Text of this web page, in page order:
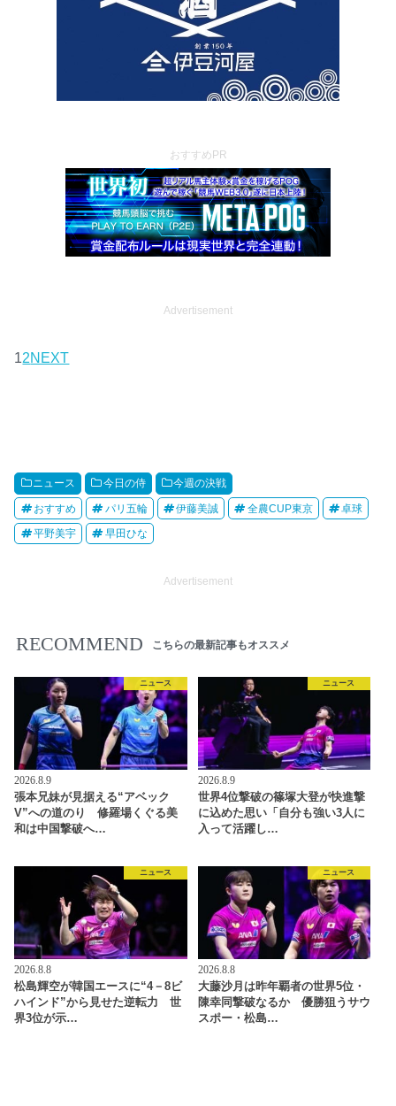
おすすめPR
Advertisement
12NEXT
ニュース 今日の侍 今週の決戦
おすすめ パリ五輪 伊藤美誠 全農CUP東京 卓球
平野美宇 早田ひな
Advertisement
RECOMMEND こちらの最新記事もオススメ
ニュース
2026.8.9
張本兄妹が見据える“アベック
V”への道のり 修羅場くぐる美
和は中国撃破へ…
ニュース
2026.8.9
世界4位撃破の篠塚大登が快進撃
に込めた思い「自分も強い3人に
入って活躍し…
ニュース
2026.8.8
松島輝空が韓国エースに“4－8ビ
ハインド”から見せた逆転力 世
界3位が示…
ニュース
2026.8.8
大藤沙月は昨年覇者の世界5位・
陳幸同撃破なるか 優勝狙うサウ
スポー・松島…